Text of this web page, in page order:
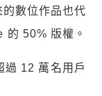
數位作品也代
50% 版權。
過 12 萬名用戶